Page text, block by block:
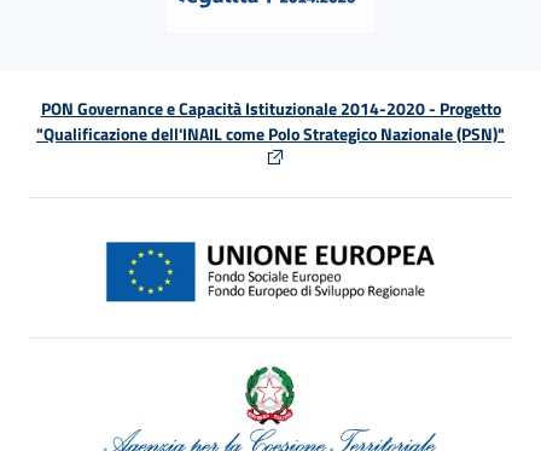
PON Governance e Capacità Istituzionale 2014-2020 - Progetto
"Qualificazione dell'INAIL come Polo Strategico Nazionale (PSN)"